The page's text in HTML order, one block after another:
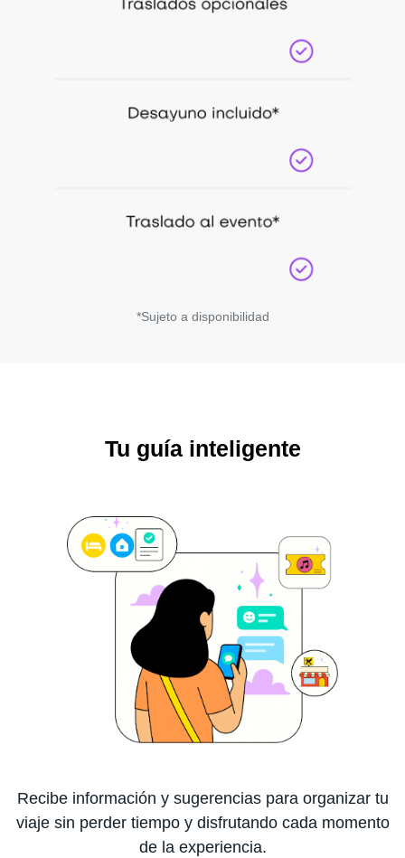
*Sujeto a disponibilidad
Tu guía inteligente
Recibe información y sugerencias para organizar tu
viaje sin perder tiempo y disfrutando cada momento
de la experiencia.